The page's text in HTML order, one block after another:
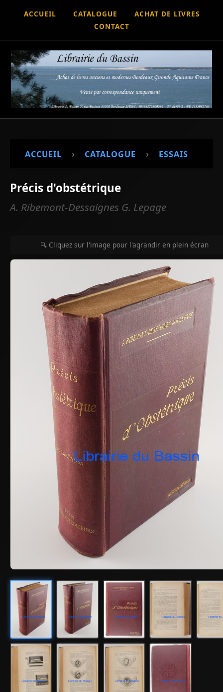
ACCUEIL CATALOGUE
ACHAT DE LIVRES
CONTACT
ACCUEIL › CATALOGUE › ESSAIS
Précis d'obstétrique
A. Ribemont-Dessaignes G. Lepage
🔍 Cliquez sur l'image pour l'agrandir en plein écran